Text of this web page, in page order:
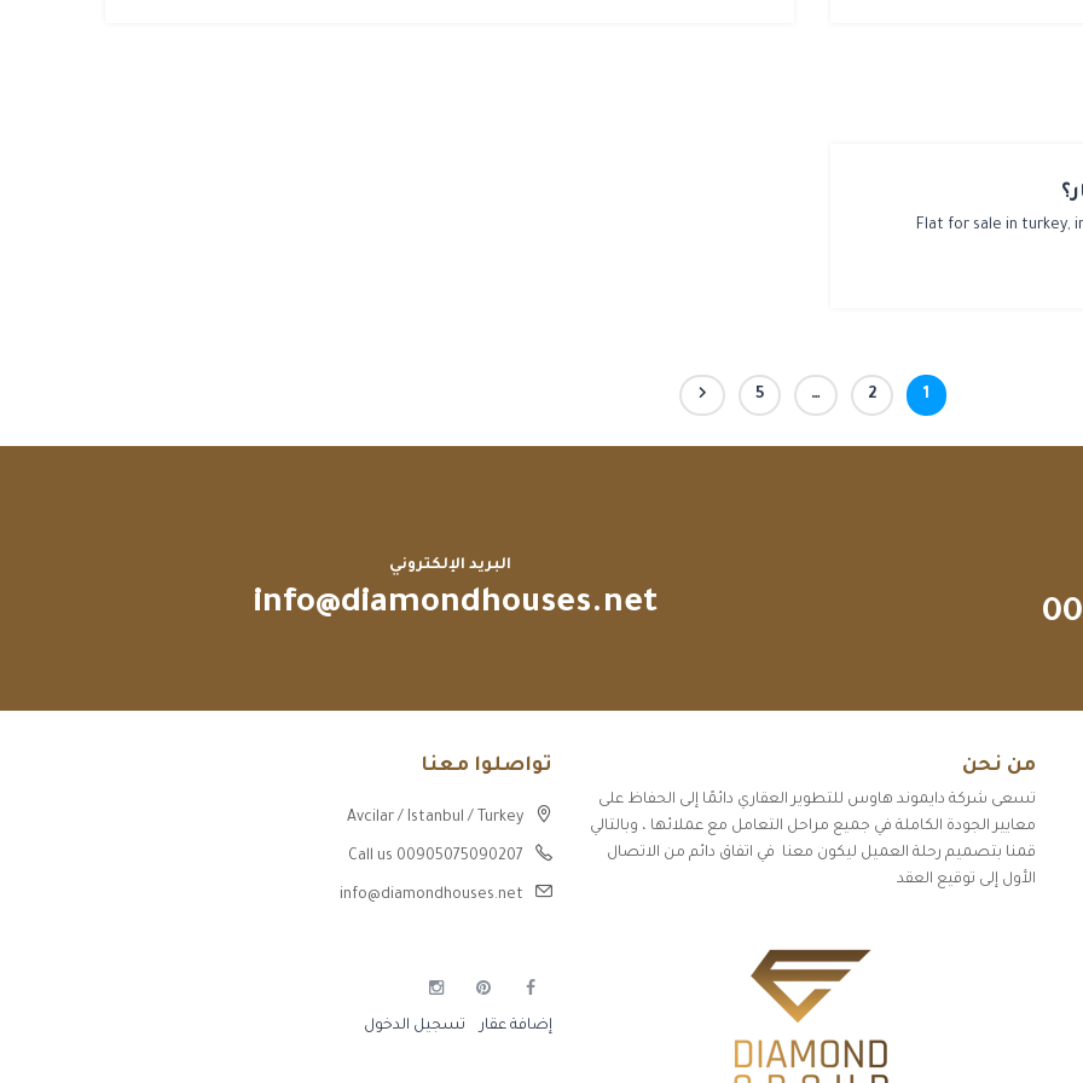
Flat for sale in turkey,
1
2
…
5
البريد الإلكتروني
info@diamondhouses.net
تواصلوا معنا
Avcilar / Istanbul / Turkey
Call us 00905075090207
info@diamondhouses.net
إضافة عقار تسجيل الدخول
من نحن
تسعى شركة دايموند هاوس للتطوير العقاري دائمًا إلى الحفاظ على
معايير الجودة الكاملة في جميع مراحل التعامل مع عملائها ، وبالتالي
قمنا بتصميم رحلة العميل ليكون معنا في اتفاق دائم من الاتصال
الأول إلى توقيع العقد